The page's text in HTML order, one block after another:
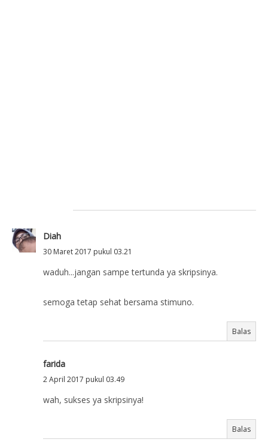
Diah
30 Maret 2017 pukul 03.21
waduh...jangan sampe tertunda ya skripsinya.
semoga tetap sehat bersama stimuno.
Balas
farida
2 April 2017 pukul 03.49
wah, sukses ya skripsinya!
Balas